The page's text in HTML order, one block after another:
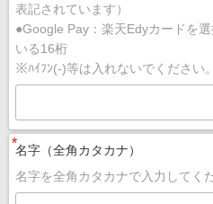
表記されています）
●Google Pay：楽天Edyカードを
いる16桁
※ﾊｲﾌﾝ(-)等は入れないでください
名字（全角カタカナ）
名字を全角カタカナで入力してく
*